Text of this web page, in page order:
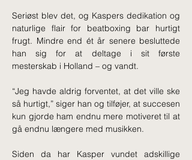
Seriøst blev det, og Kaspers dedikation og
naturlige flair for beatboxing bar hurtigt
frugt. Mindre end ét år senere besluttede
han sig for at deltage i sit første
mesterskab i Holland – og vandt.
“Jeg havde aldrig forventet, at det ville ske
så hurtigt,” siger han og tilføjer, at succesen
kun gjorde ham endnu mere motiveret til at
gå endnu længere med musikken.
Siden da har Kasper vundet adskillige